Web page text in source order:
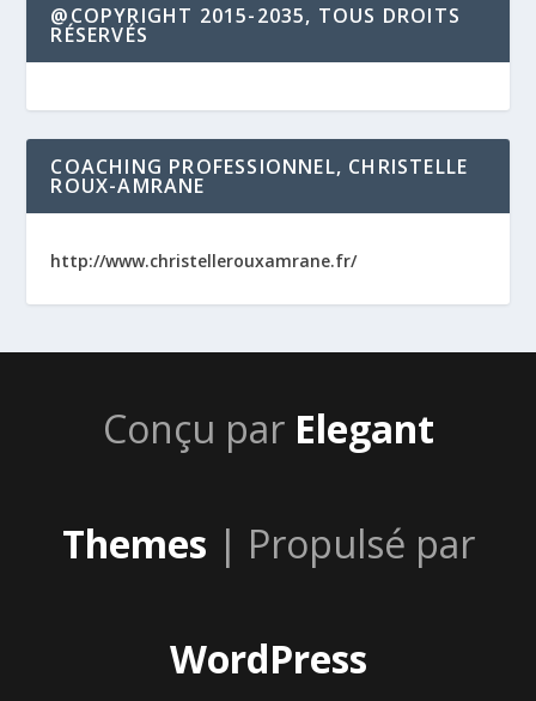
@COPYRIGHT 2015-2035, TOUS DROITS
RÉSERVÉS
COACHING PROFESSIONNEL, CHRISTELLE
ROUX-AMRANE
http://www.christellerouxamrane.fr/
Conçu par Elegant
Themes | Propulsé par
WordPress